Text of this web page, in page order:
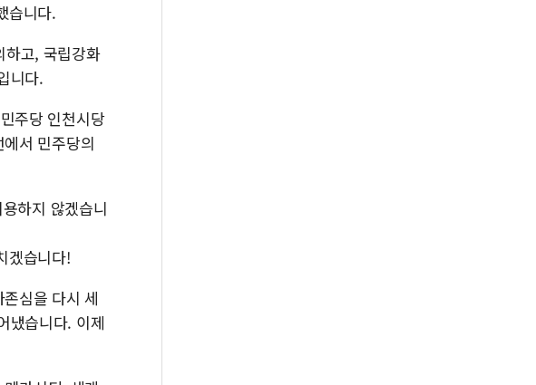
습니다.
하고, 국립강화
니다.
주당 인천시당
서 민주당의
하지 않겠습니
겠습니다!
심을 다시 세
냈습니다. 이제